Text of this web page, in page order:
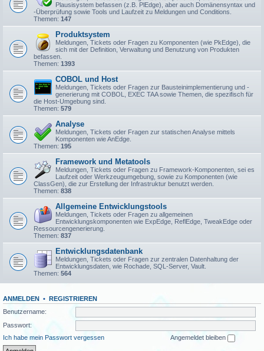
Plausisystem befassen (z.B. PlEdge), aber auch Domänensyntax und
-Überprüfung sowie Tools und Laufzeit zu Meldungen und Conditions.
Themen: 147
Produktsystem
Meldungen, Tickets oder Fragen zu Komponenten (wie PkEdge), die
sich mit der Definition, Verwaltung und Benutzung von Produkten
befassen.
Themen: 1393
COBOL und Host
Meldungen, Tickets oder Fragen zur Bausteinimplementierung und -
generierung mit COBOL, EXEC TAA sowie Themen, die spezifisch für
die Host-Umgebung sind.
Themen: 579
Analyse
Meldungen, Tickets oder Fragen zur statischen Analyse mittels
Komponenten wie AnEdge.
Themen: 195
Framework und Metatools
Meldungen, Tickets oder Fragen zu Framework-Komponenten, sei es
Laufzeit oder Werkzeugumgebung, sowie zu Komponenten (wie
ClassGen), die zur Erstellung der Infrastruktur benutzt werden.
Themen: 838
Allgemeine Entwicklungstools
Meldungen, Tickets oder Fragen zu allgemeinen
Entwicklungskomponenten wie ExpEdge, ReflEdge, TweakEdge oder
Ressourcengenerierung.
Themen: 837
Entwicklungsdatenbank
Meldungen, Tickets oder Fragen zur zentralen Datenhaltung der
Entwicklungsdaten, wie Rochade, SQL-Server, Vault.
Themen: 564
ANMELDEN • REGISTRIEREN
Benutzername:
Passwort:
Ich habe mein Passwort vergessen
Angemeldet bleiben